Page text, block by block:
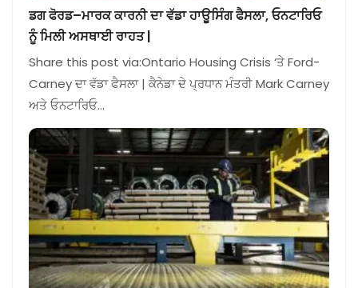
ਡਗ ਫੋਰਡ–ਮਾਰਕ ਕਾਰਨੀ ਦਾ ਵੱਡਾ ਹਾਊਸਿੰਗ ਫੈਸਲਾ, ਓਨਟਾਰਿਓ
ਨੂੰ ਮਿਲੀ ਅਸਥਾਈ ਰਾਹਤ |
Share this post via:Ontario Housing Crisis ‘ਤੇ Ford-
Carney ਦਾ ਵੱਡਾ ਫੈਸਲਾ | ਕੈਨੇਡਾ ਦੇ ਪ੍ਰਧਾਨ ਮੰਤਰੀ Mark Carney
ਅਤੇ ਓਨਟਾਰਿਓ…